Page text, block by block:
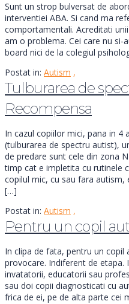
Sunt un strop bulversat de
interventiei ABA. Si cand ma
comportamentali. Acreditati
am o problema. Cei care nu si-
board nici de la colegiul
Postat in: Autism ,
Tulburarea de
Recompensa
In cazul copiilor mici, pana in 4
(tulburarea de spectru autist),
de predare sunt cele din zona
timp cat e impletita cu rutinele
copilul mic, cu sau fara
[…]
Postat in: Autism ,
Pentru un copil
In clipa de fata, pentru un
provocare. Indiferent de
invatatorii, educatorii sau
sau doi copii diagnosticati cu
frica de ei, pe de alta parte cei